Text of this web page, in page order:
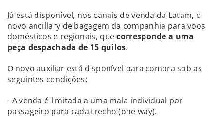
Já está disponível, nos canais de venda da Latam, o
novo ancillary de bagagem da companhia para voos
domésticos e regionais, quecorresponde a uma
peça despachada de 15 quilos.
O novo auxiliar está disponível para compra sob as
seguintes condições:
- A venda é limitada a uma mala individual por
passageiro para cada trecho (one way).